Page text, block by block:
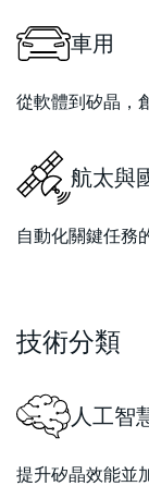
車用
從軟體到矽晶，
航太與
自動化關鍵任務
技術分類
人工智
提升矽晶效能並